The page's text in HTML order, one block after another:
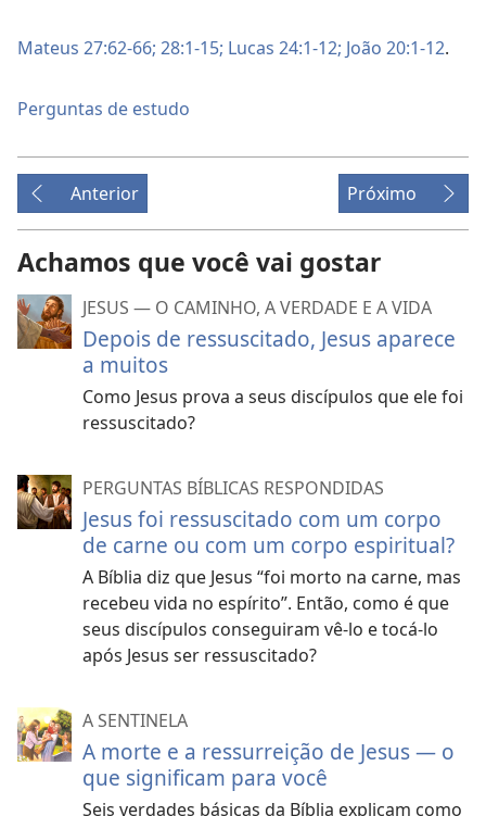
Mateus 27:62-66; 28:1-15; Lucas 24:1-12; João 20:1-12.
Perguntas de estudo
Anterior Próximo
Achamos que você vai gostar
JESUS — O CAMINHO, A VERDADE E A VIDA
Depois de ressuscitado, Jesus aparece
a muitos
Como Jesus prova a seus discípulos que ele foi
ressuscitado?
PERGUNTAS BÍBLICAS RESPONDIDAS
Jesus foi ressuscitado com um corpo
de carne ou com um corpo espiritual?
A Bíblia diz que Jesus “foi morto na carne, mas
recebeu vida no espírito”. Então, como é que
seus discípulos conseguiram vê-lo e tocá-lo
após Jesus ser ressuscitado?
A SENTINELA
A morte e a ressurreição de Jesus — o
que significam para você
Seis verdades básicas da Bíblia explicam como